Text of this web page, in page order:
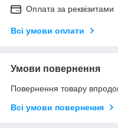
Оплата за реквізитами
Всі умови оплати
Умови повернення
Повернення товару
Всі умови повернення